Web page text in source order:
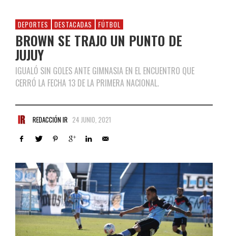
DEPORTES DESTACADAS FÚTBOL
BROWN SE TRAJO UN PUNTO DE
JUJUY
IGUALÓ SIN GOLES ANTE GIMNASIA EN EL ENCUENTRO QUE
CERRÓ LA FECHA 13 DE LA PRIMERA NACIONAL.
REDACCIÓN IR 24 JUNIO, 2021